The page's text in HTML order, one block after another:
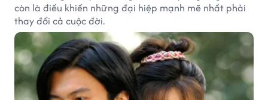
còn là điều khiến những đại hiệp mạnh mẽ nhất phải
thay đổi cả cuộc đời.